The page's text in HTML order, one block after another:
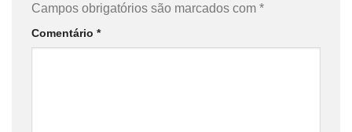
Campos obrigatórios são marcados com *
Comentário *